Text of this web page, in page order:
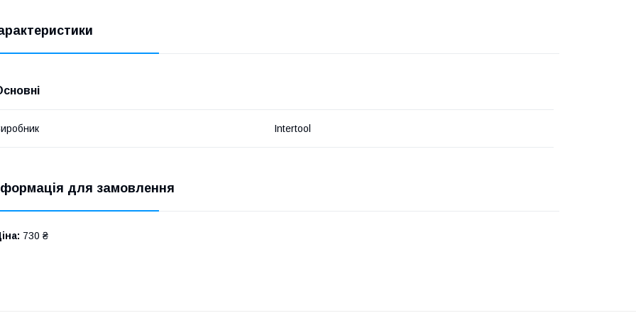
Intertool
для замовлення
730 ₴